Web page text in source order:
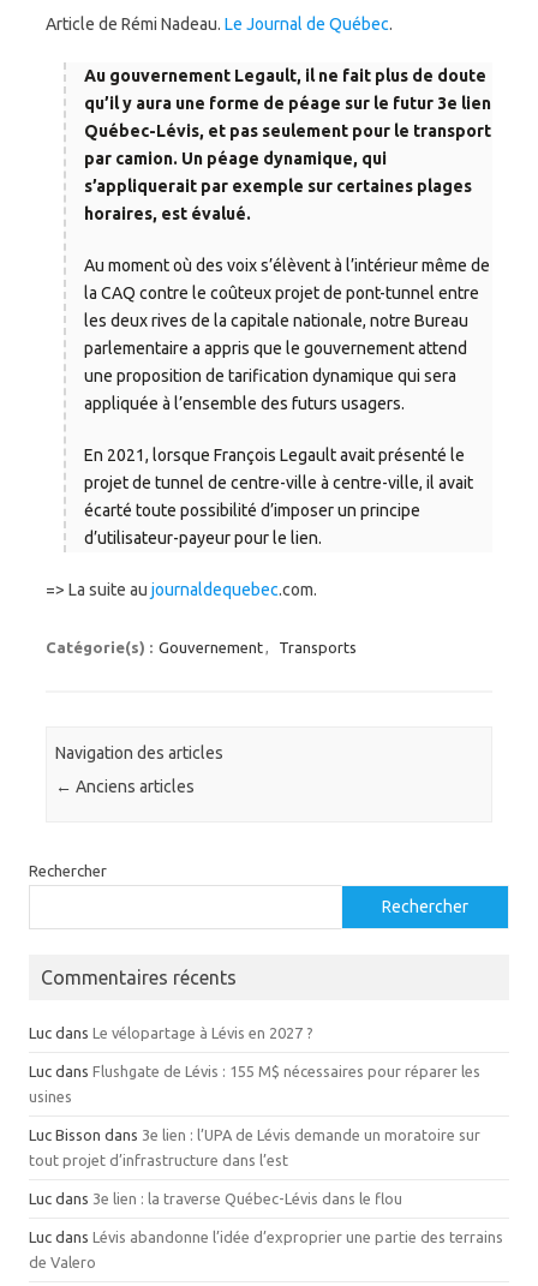
Article de Rémi Nadeau. Le Journal de Québec.
Au gouvernement Legault, il ne fait plus de doute
qu’il y aura une forme de péage sur le futur 3e lien
Québec-Lévis, et pas seulement pour le transport
par camion. Un péage dynamique, qui
s’appliquerait par exemple sur certaines plages
horaires, est évalué.
Au moment où des voix s’élèvent à l’intérieur même de
la CAQ contre le coûteux projet de pont-tunnel entre
les deux rives de la capitale nationale, notre Bureau
parlementaire a appris que le gouvernement attend
une proposition de tarification dynamique qui sera
appliquée à l’ensemble des futurs usagers.
En 2021, lorsque François Legault avait présenté le
projet de tunnel de centre-ville à centre-ville, il avait
écarté toute possibilité d’imposer un principe
d’utilisateur-payeur pour le lien.
=> La suite au journaldequebec.com.
Catégorie(s) : Gouvernement, Transports
Navigation des articles
← Anciens articles
Rechercher
Rechercher
Commentaires récents
Luc dans Le vélopartage à Lévis en 2027 ?
Luc dans Flushgate de Lévis : 155 M$ nécessaires pour réparer les
usines
Luc Bisson dans 3e lien : l’UPA de Lévis demande un moratoire sur
tout projet d’infrastructure dans l’est
Luc dans 3e lien : la traverse Québec-Lévis dans le flou
Luc dans Lévis abandonne l’idée d’exproprier une partie des terrains
de Valero